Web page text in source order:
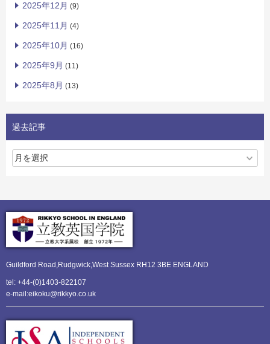
2025年12月 (9)
2025年11月 (4)
2025年10月 (16)
2025年9月 (11)
2025年8月 (13)
過去記事
Guildford Road,Rudgwick,West Sussex RH12 3BE ENGLAND
tel: +44-(0)1403-822107
e-mail:eikoku@rikkyo.co.uk